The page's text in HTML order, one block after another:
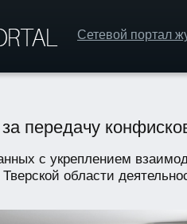
Сетевой портал
передачу
с укреплением
области